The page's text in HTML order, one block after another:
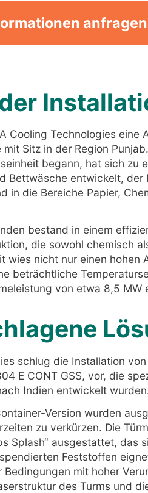
anfragen
Cooling Technologies eine
Sitz in der Region
begann, hat sich zu
Bettwäsche entwickelt, der
in die Bereiche Papier,
bestand in einem
die sowohl chemisch
wies nicht nur einen hohen
beträchtliche
von etwa 8,5 MW
schlug die Installation
E CONT GSS, vor, die
Indien entwickelt
Version wurden
zu verkürzen. Die
Splash“ ausgestattet, das
Feststoffen
Bedingungen mit hoher
des Turms und